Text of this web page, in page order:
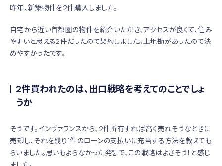
昨年、新築物件を2件購入しました。
自宅から近い首都圏の物件を紹介いただき、アクセスが良くて、住み
やすいと思える2件だったので契約しました。土地勘があったので決
めやすかったです。
2件買われたのは、出口戦略を考えてのことでしょ
うか
そうです。インヴァランスから、2件所有すれば高く売れそうなときに
売却し、それを残り1件のローンの支払いに充当する方法を教えても
らいました。思いもよらなかった発想で、この戦略はよさそう！と感じ
ました。